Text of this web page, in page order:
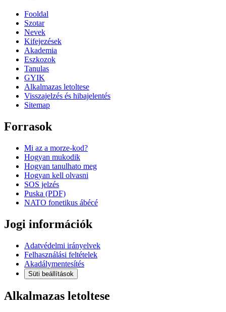
Fooldal
Szotar
Nevek
Kifejezések
Akademia
Eszkozok
Tanulas
GYIK
Alkalmazas letoltese
Visszajelzés és hibajelentés
Sitemap
Forrasok
Mi az a morze-kod?
Hogyan mukodik
Hogyan tanulhato meg
Hogyan kell olvasni
SOS jelzés
Puska (PDF)
NATO fonetikus ábécé
Jogi információk
Adatvédelmi irányelvek
Felhasználási feltételek
Akadálymentesítés
Süti beállítások
Alkalmazas letoltese